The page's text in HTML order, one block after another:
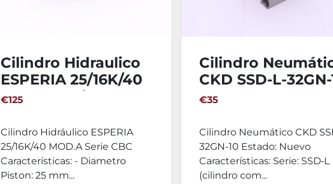
Cilindro Hidraulico
ESPERIA 25/16K/40
MOD.A Serie CBC
€125
Cilindro Hidráulico ESPERIA
25/16K/40 MOD.A Serie CBC
Características: - Diametro
Piston: 25 mm...
Cilindro
CKD SSD-L-32GN-
€35
Cilindro Neumático CKD
32GN-10 Estado: Nuevo
Características: Serie: SSD‑L
(cilindro com...